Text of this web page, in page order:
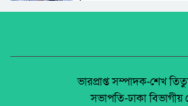
জেলা আইন-শৃৃঙ্খলা
ভারপ্রাপ্ত সম্পাদক-শেখ
সভাপতি-ঢাকা বিভাগীয়